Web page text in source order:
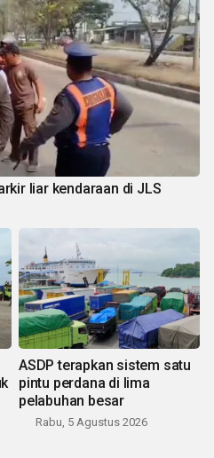
liar kendaraan di JLS
ASDP terapkan sistem satu
pintu perdana di lima
pelabuhan besar
Rabu, 5 Agustus 2026